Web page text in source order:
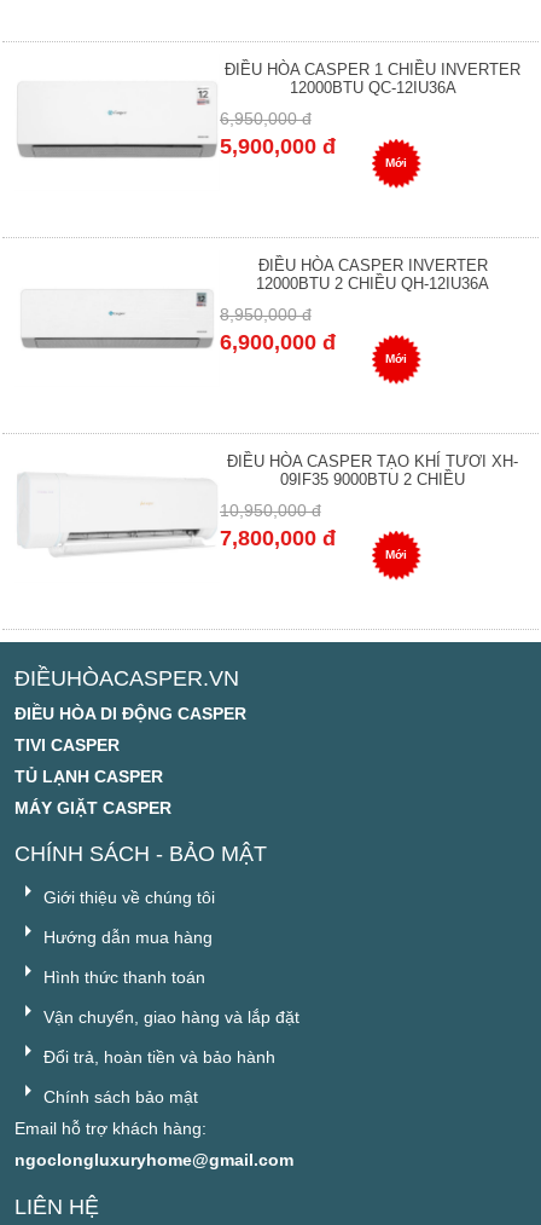
ĐIỀU HÒA CASPER 1 CHIỀU INVERTER
12000BTU QC-12IU36A
6,950,000 đ
5,900,000 đ
Mới
ĐIỀU HÒA CASPER INVERTER
12000BTU 2 CHIỀU QH-12IU36A
8,950,000 đ
6,900,000 đ
Mới
ĐIỀU HÒA CASPER TẠO KHÍ TƯƠI XH-
09IF35 9000BTU 2 CHIỀU
10,950,000 đ
7,800,000 đ
Mới
ĐIỀUHÒACASPER.VN
ĐIỀU HÒA DI ĐỘNG CASPER
TIVI CASPER
TỦ LẠNH CASPER
MÁY GIẶT CASPER
CHÍNH SÁCH - BẢO MẬT
Giới thiệu về chúng tôi
Hướng dẫn mua hàng
Hình thức thanh toán
Vận chuyển, giao hàng và lắp đặt
Đổi trả, hoàn tiền và bảo hành
Chính sách bảo mật
Email hỗ trợ khách hàng:
ngoclongluxuryhome@gmail.com
LIÊN HỆ